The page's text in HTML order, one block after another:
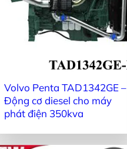
Volvo Penta TAD1342GE –
Động cơ diesel cho máy
phát điện 350kva